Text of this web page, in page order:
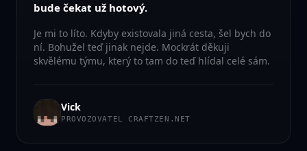
bude čekat už hotový.
Je mi to líto. Kdyby existovala jiná cesta, šel bych do
ní. Bohužel teď jinak nejde. Mockrát děkuji
skvělému týmu, který to tam do teď hlídal celé sám.
Vick
PROVOZOVATEL CRAFTZEN.NET